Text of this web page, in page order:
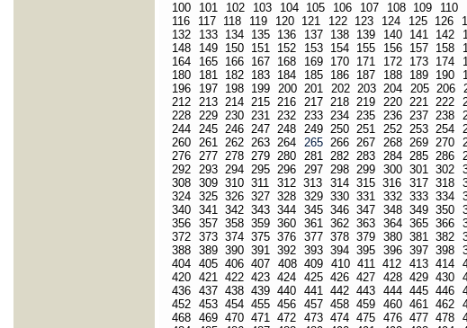
100
101 102 103 104 105 106 107 108 109 110
116
117 118 119 120 121 122 123 124 125 126
132
133 134 135 136 137 138 139 140 141 142
148
149 150 151 152 153 154 155 156 157 158
164
165 166 167 168 169 170 171 172 173 174
180
181 182 183 184 185 186 187 188 189 190
196
197 198 199 200 201 202 203 204 205 206
212 213 214 215 216 217 218 219 220 221 222
228 229 230 231 232 233 234 235 236 237 238
244 245 246 247 248 249 250 251 252 253 254
260 261 262 263 264 265 266 267 268 269 270
276 277 278 279 280 281 282 283 284 285 286
292 293 294 295 296 297 298 299 300 301 302
308 309 310 311 312 313 314 315 316 317 318
324 325 326 327 328 329 330 331 332 333 334
340 341 342 343 344 345 346 347 348 349 350
356 357 358 359 360 361 362 363 364 365 366
372 373 374 375 376 377 378 379 380 381 382
388 389 390 391 392 393 394 395 396 397 398
404 405 406 407 408 409 410 411 412 413 414
420 421 422 423 424 425 426 427 428 429 430
436 437 438 439 440 441 442 443 444 445 446
452 453 454 455 456 457 458 459 460 461 462
468 469 470 471 472 473 474 475 476 477 478